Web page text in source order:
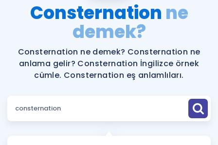
Şifremi Hatırlamıyorum
Katılımcı Görüşleri
Faydalı Araçlar
Ücretsiz Kaynaklar
İngilizce Gramer
Consternation ne
demek?
Consternation ne demek? Consternation ne
anlama gelir? Consternation İngilizce örnek
cümle. Consternation eş anlamlıları.